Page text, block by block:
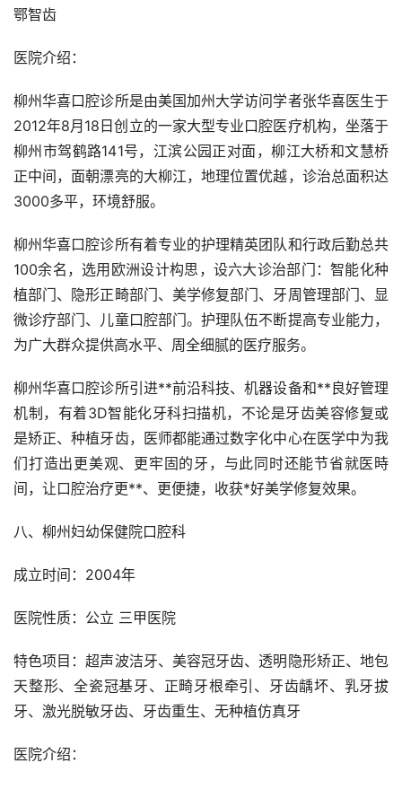
鄂智齿
医院介绍：
柳州华喜口腔诊所是由美国加州大学访问学者张华喜医生于
2012年8月18日创立的一家大型专业口腔医疗机构，坐落于
柳州市驾鹤路141号，江滨公园正对面，柳江大桥和文慧桥
正中间，面朝漂亮的大柳江，地理位置优越，诊治总面积达
3000多平，环境舒服。
柳州华喜口腔诊所有着专业的护理精英团队和行政后勤总共
100余名，选用欧洲设计构思，设六大诊治部门：智能化种
植部门、隐形正畸部门、美学修复部门、牙周管理部门、显
微诊疗部门、儿童口腔部门。护理队伍不断提高专业能力，
为广大群众提供高水平、周全细腻的医疗服务。
柳州华喜口腔诊所引进**前沿科技、机器设备和**良好管理
机制，有着3D智能化牙科扫描机，不论是牙齿美容修复或
是矫正、种植牙齿，医师都能通过数字化中心在医学中为我
们打造出更美观、更牢固的牙，与此同时还能节省就医時
间，让口腔治疗更**、更便捷，收获*好美学修复效果。
八、柳州妇幼保健院口腔科
成立时间：2004年
医院性质：公立 三甲医院
特色项目：超声波洁牙、美容冠牙齿、透明隐形矫正、地包
天整形、全瓷冠基牙、正畸牙根牵引、牙齿龋坏、乳牙拔
牙、激光脱敏牙齿、牙齿重生、无种植仿真牙
医院介绍：